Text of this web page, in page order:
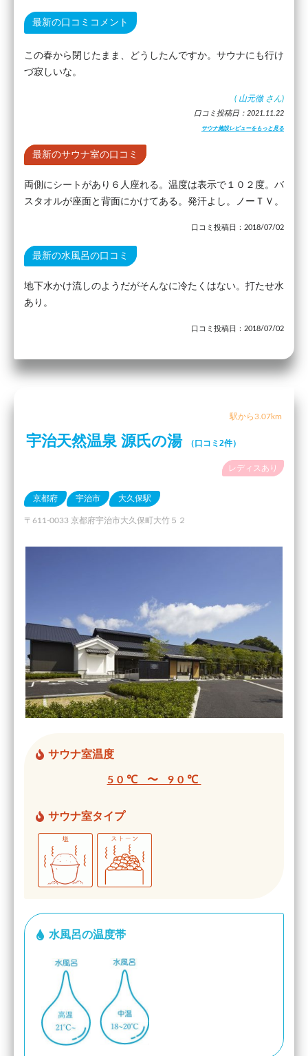
最新の口コミコメント
この春から閉じたまま、どうしたんですか。サウナにも行け
づ寂しいな。
( 山元徹 さん)
口コミ投稿日：2021.11.22
サウナ施設レビューをもっと見る
最新のサウナ室の口コミ
両側にシートがあり６人座れる。温度は表示で１０２度。バ
スタオルが座面と背面にかけてある。発汗よし。ノーＴＶ。
口コミ投稿日：2018/07/02
最新の水風呂の口コミ
地下水かけ流しのようだがそんなに冷たくはない。打たせ水
あり。
口コミ投稿日：2018/07/02
駅から3.07km
宇治天然温泉 源氏の湯 （口コミ2件）
レディスあり
京都府 宇治市 大久保駅
〒611-0033 京都府宇治市大久保町大竹５２
サウナ室温度
50℃ 〜 90℃
サウナ室タイプ
水風呂の温度帯